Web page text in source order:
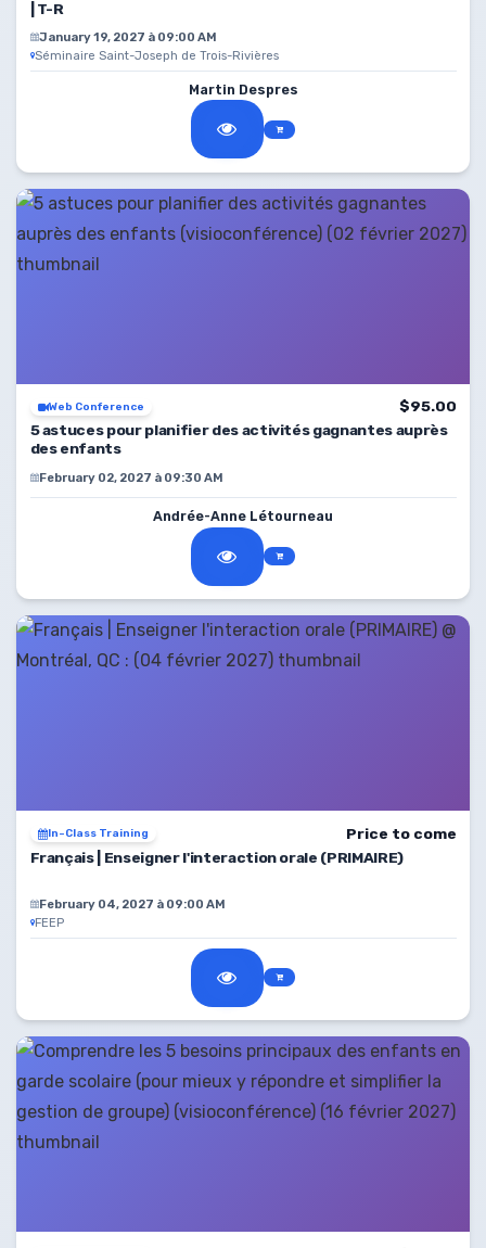
| T-R
January 19, 2027 à 09:00 AM
Séminaire Saint-Joseph de Trois-Rivières
Martin Despres
Web Conference
$95.00
5 astuces pour planifier des activités gagnantes auprès
des enfants
February 02, 2027 à 09:30 AM
Andrée-Anne Létourneau
In-Class Training
Price to come
Français | Enseigner l'interaction orale (PRIMAIRE)
February 04, 2027 à 09:00 AM
FEEP